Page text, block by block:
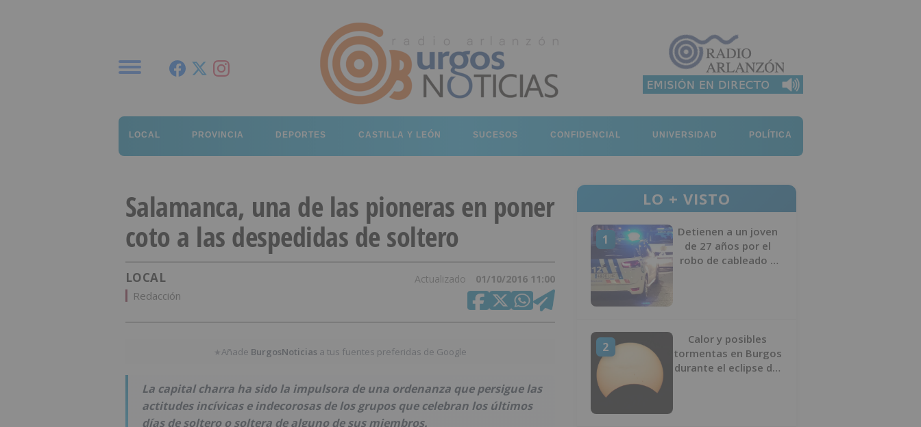
LOCAL PROVINCIA DEPORTES CASTILLA Y LEÓN SUCESOS CONFIDENCIAL UNIVERSIDAD POLÍTICA
Salamanca, una de las pioneras en poner
coto a las despedidas de soltero
LOCAL Actualizado 01/10/2016 11:00
Redacción
★Añade BurgosNoticias a tus fuentes preferidas de Google
La capital charra ha sido la impulsora de una ordenanza que persigue las
actitudes incívicas e indecorosas de los grupos que celebran los últimos
días de soltero o soltera de alguno de sus miembros.
LO + VISTO
1
Detienen a un joven
de 27 años por el
robo de cableado y
2
Calor y posibles
tormentas en Burgos
durante el eclipse del